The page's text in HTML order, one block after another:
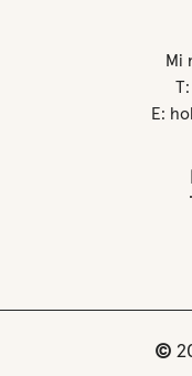
Mi
E:
©